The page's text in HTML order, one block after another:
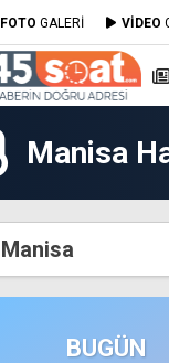
FOTO GALERİ VİDEO
Manisa
Manisa
BUGÜN